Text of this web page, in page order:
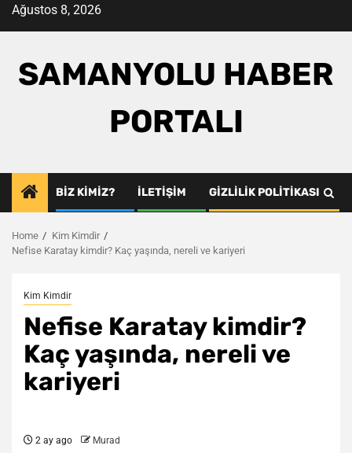
SkipAğustos 8, 2026
SAMANYOLU HABER
PORTALI
BIZ KIMIZ? İLETIŞIM GIZLILIK POLITIKASI
Home
Kim Kimdir
Nefise Karatay kimdir? Kaç yaşında, nereli ve kariyeri
Kim Kimdir
Nefise Karatay kimdir?
Kaç yaşında, nereli ve
kariyeri
2 ay ago Murad